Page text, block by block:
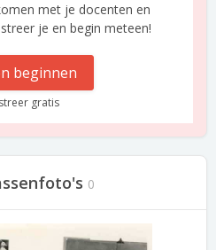
met je docenten en
je en begin meteen!
beginnen
gratis
0